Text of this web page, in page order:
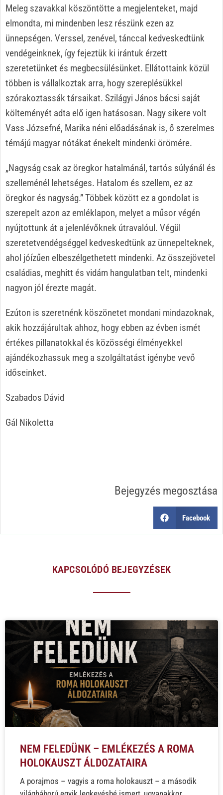
Meleg szavakkal köszöntötte a megjelenteket, majd
elmondta, mi mindenben lesz részünk ezen az
ünnepségen. Verssel, zenével, tánccal kedveskedtünk
vendégeinknek, így fejeztük ki irántuk érzett
szeretetünket és megbecsülésünket. Ellátottaink közül
többen is vállalkoztak arra, hogy szereplésükkel
szórakoztassák társaikat. Szilágyi János bácsi saját
költeményét adta elő igen hatásosan. Nagy sikere volt
Vass Józsefné, Marika néni előadásának is, ő szerelmes
témájú magyar nótákat énekelt mindenki örömére.
„Nagyság csak az öregkor hatalmánál, tartós súlyánál és
szelleménél lehetséges. Hatalom és szellem, ez az
öregkor és nagyság.” Többek között ez a gondolat is
szerepelt azon az emléklapon, melyet a műsor végén
nyújtottunk át a jelenlévőknek útravalóul. Végül
szeretetvendégséggel kedveskedtünk az ünnepelteknek,
ahol jóízűen elbeszélgethetett mindenki. Az összejövetel
családias, meghitt és vidám hangulatban telt, mindenki
nagyon jól érezte magát.
Ezúton is szeretnénk köszönetet mondani mindazoknak,
akik hozzájárultak ahhoz, hogy ebben az évben ismét
értékes pillanatokkal és közösségi élményekkel
ajándékozhassuk meg a szolgáltatást igénybe vevő
időseinket.
Szabados Dávid
Gál Nikoletta
Bejegyzés megosztása
Facebook
KAPCSOLÓDÓ BEJEGYZÉSEK
NEM FELEDÜNK – EMLÉKEZÉS A ROMA
HOLOKAUSZT ÁLDOZATAIRA
A porajmos – vagyis a roma holokauszt – a második